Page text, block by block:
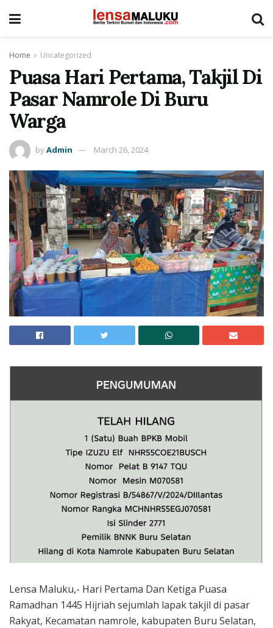
Home Uncategorized
Puasa Hari Pertama, Takjil Di
Pasar Namrole Di Buru
Warga
byAdmin March 26, 2024
Lensa Maluku,- Hari Pertama Dan Ketiga Puasa
Ramadhan 1445 Hijriah sejumlah lapak takjil di pasar
Rakyat, Kecamatan namrole, kabupaten Buru Selatan,